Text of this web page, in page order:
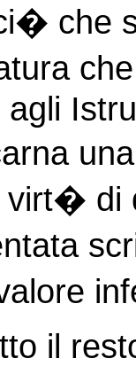
che
virt� di
il